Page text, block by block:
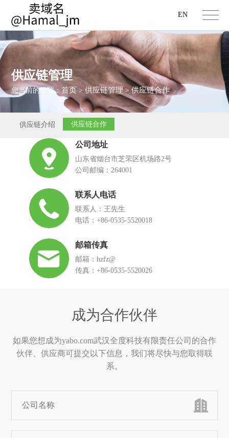
EN
供应链管理
您当前的位置：首页 >供应链管理>供应链合作
供应链介绍 供应链合作
公司地址
山东省烟台市芝罘区机场路2号
公司邮编：264001
联系人电话
联系人：王先生
电话：+86-0535-5520018
邮箱传真
邮箱：hzfz@
传真：+86-0535-5520026
成为合作伙伴
如果您想成为yabo.com武汉全度科技有限责任公司的合作
伙伴、供应商可提交以下信息，我们将尽快与您取得联
系。